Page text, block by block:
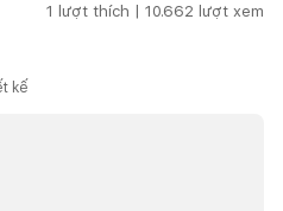
1 lượt thích | 10.662 lượt xem
kế